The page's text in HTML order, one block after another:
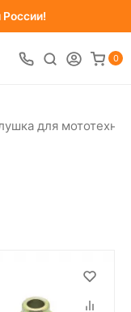
России!
0
для